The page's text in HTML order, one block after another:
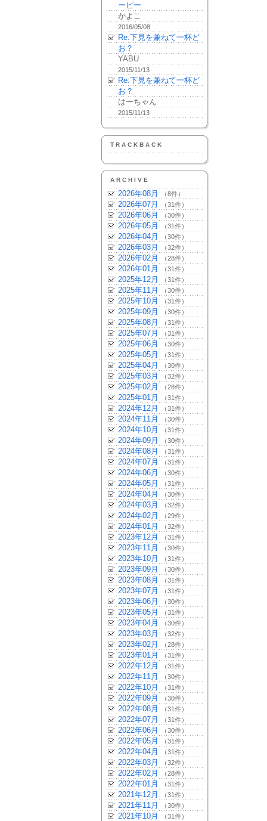
ーピー
かよこ
2016/05/08
Re:下見を兼ねて一杯ど
お？
YABU
2015/11/13
Re:下見を兼ねて一杯ど
お？
はーちゃん
2015/11/13
TRACKBACK
ARCHIVE
2026年08月 （8件）
2026年07月 （31件）
2026年06月 （30件）
2026年05月 （31件）
2026年04月 （30件）
2026年03月 （32件）
2026年02月 （28件）
2026年01月 （31件）
2025年12月 （31件）
2025年11月 （30件）
2025年10月 （31件）
2025年09月 （30件）
2025年08月 （31件）
2025年07月 （31件）
2025年06月 （30件）
2025年05月 （31件）
2025年04月 （30件）
2025年03月 （32件）
2025年02月 （28件）
2025年01月 （31件）
2024年12月 （31件）
2024年11月 （30件）
2024年10月 （31件）
2024年09月 （30件）
2024年08月 （31件）
2024年07月 （31件）
2024年06月 （30件）
2024年05月 （31件）
2024年04月 （30件）
2024年03月 （32件）
2024年02月 （29件）
2024年01月 （32件）
2023年12月 （31件）
2023年11月 （30件）
2023年10月 （31件）
2023年09月 （30件）
2023年08月 （31件）
2023年07月 （31件）
2023年06月 （30件）
2023年05月 （31件）
2023年04月 （30件）
2023年03月 （32件）
2023年02月 （28件）
2023年01月 （31件）
2022年12月 （31件）
2022年11月 （30件）
2022年10月 （31件）
2022年09月 （30件）
2022年08月 （31件）
2022年07月 （31件）
2022年06月 （30件）
2022年05月 （31件）
2022年04月 （31件）
2022年03月 （32件）
2022年02月 （28件）
2022年01月 （31件）
2021年12月 （31件）
2021年11月 （30件）
2021年10月 （31件）